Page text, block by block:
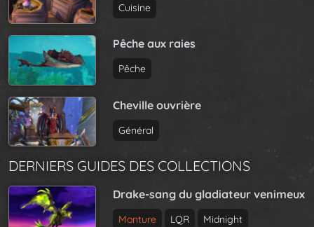
Cuisine
Pêche aux raies
Pêche
Cheville ouvrière
Général
DERNIERS GUIDES DES COLLECTIONS
Drake-sang du gladiateur venimeux
Monture LQR Midnight